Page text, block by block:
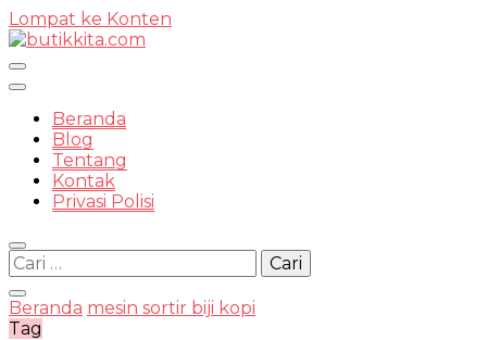
Lompat ke Konten
Beranda
Blog
Tentang
Kontak
Privasi Polisi
Cari
untuk:
Beranda mesin sortir biji kopi
Tag